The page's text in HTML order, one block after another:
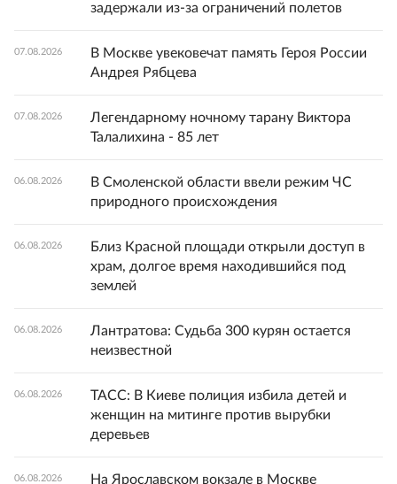
задержали из-за ограничений полетов
07.08.2026
В Москве увековечат память Героя России
Андрея Рябцева
07.08.2026
Легендарному ночному тарану Виктора
Талалихина - 85 лет
06.08.2026
В Смоленской области ввели режим ЧС
природного происхождения
06.08.2026
Близ Красной площади открыли доступ в
храм, долгое время находившийся под
землей
06.08.2026
Лантратова: Судьба 300 курян остается
неизвестной
06.08.2026
ТАСС: В Киеве полиция избила детей и
женщин на митинге против вырубки
деревьев
06.08.2026 На Ярославском вокзале в Москве